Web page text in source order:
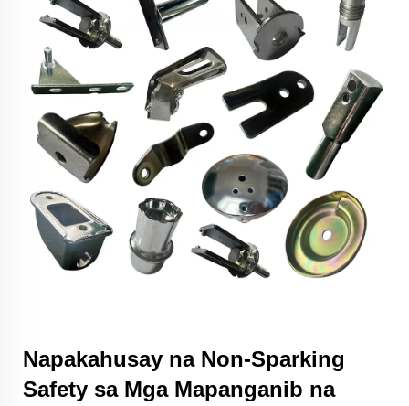
Napakahusay na Non-Sparking
Safety sa Mga Mapanganib na